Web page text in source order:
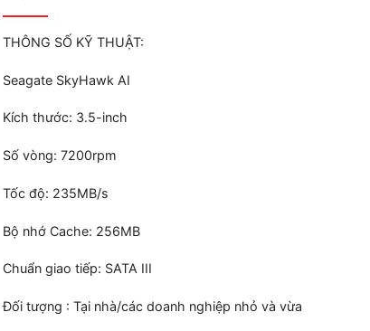
THÔNG SỐ KỸ THUẬT:
Seagate SkyHawk AI
Kích thước: 3.5-inch
Số vòng: 7200rpm
Tốc độ: 235MB/s
Bộ nhớ Cache: 256MB
Chuẩn giao tiếp: SATA III
Đối tượng : Tại nhà/các doanh nghiệp nhỏ và vừa